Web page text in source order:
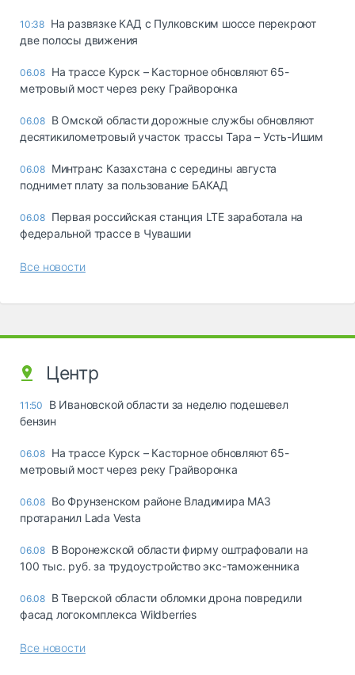
10:38 На развязке КАД с Пулковским шоссе перекроют
две полосы движения
06.08 На трассе Курск – Касторное обновляют 65-
метровый мост через реку Грайворонка
06.08 В Омской области дорожные службы обновляют
десятикилометровый участок трассы Тара – Усть-Ишим
06.08 Минтранс Казахстана с середины августа
поднимет плату за пользование БАКАД
06.08 Первая российская станция LTE заработала на
федеральной трассе в Чувашии
Все новости
Центр
11:50
В Ивановской области за неделю подешевел
бензин
06.08 На трассе Курск – Касторное обновляют 65-
метровый мост через реку Грайворонка
06.08 Во Фрунзенском районе Владимира МАЗ
протаранил Lada Vesta
06.08 В Воронежской области фирму оштрафовали на
100 тыс. руб. за трудоустройство экс-таможенника
06.08 В Тверской области обломки дрона повредили
фасад логокомплекса Wildberries
Все новости